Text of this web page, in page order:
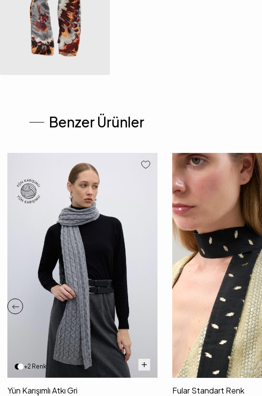
Benzer Ürünler
+2 Renk
Yün Karışımlı Atkı Gri
Fular Standart Renk